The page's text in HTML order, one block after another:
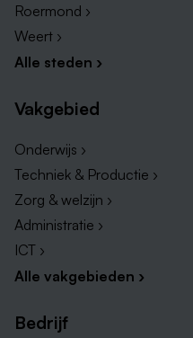
Roermond ›
Weert ›
Alle steden ›
Vakgebied
Onderwijs ›
Techniek & Productie ›
Zorg & welzijn ›
Administratie ›
ICT ›
Alle vakgebieden ›
Bedrijf